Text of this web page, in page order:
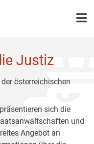
Justiz
österreichischen
sich die
und
Angebot an